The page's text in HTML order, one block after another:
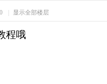
| 显示全部楼层
程哦